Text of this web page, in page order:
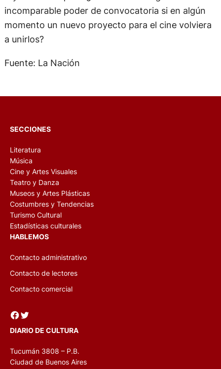
incomparable poder de convocatoria si en algún
momento un nuevo proyecto para el cine volviera
a unirlos?
Fuente: La Nación
SECCIONES
Literatura
Música
Cine y Artes Visuales
Teatro y Danza
Museos y Artes Plásticas
Costumbres y Tendencias
Turismo Cultural
Estadísticas culturales
HABLEMOS
Contacto administrativo
Contacto de lectores
Contacto comercial
Facebook Twitter
DIARIO DE CULTURA
Tucumán 3808 – P.B.
Ciudad de Buenos Aires